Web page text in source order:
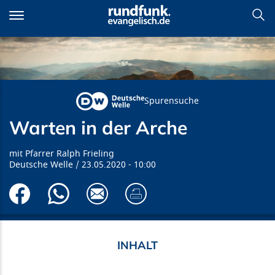
zum
Inhalt
Warten in der Arche
Spurensuche
Warten in der Arche
Pfarrer Ralph Frieling
Deutsche Welle
23.05.2020 10:00